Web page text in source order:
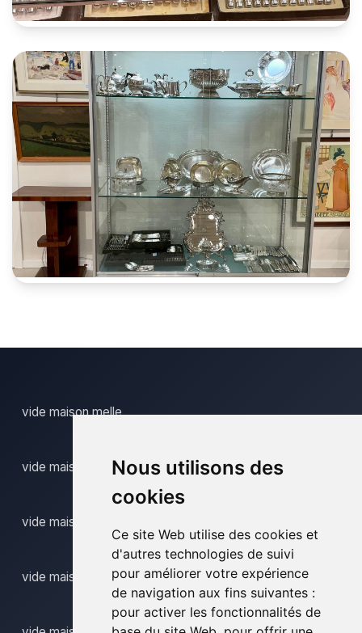
Nous utilisons des
cookies
Ce site Web utilise des cookies et
d'autres technologies de suivi
pour améliorer votre expérience
de navigation aux fins suivantes :
pour activer les fonctionnalités de
vide maison melle
vide maison melsen
vide maison mendonk
vide maison moregem